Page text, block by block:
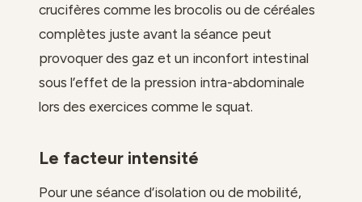
crucifères comme les brocolis ou de céréales
complètes juste avant la séance peut
provoquer des gaz et un inconfort intestinal
sous l’effet de la pression intra-abdominale
lors des exercices comme le squat.
Le facteur intensité
Pour une séance d’isolation ou de mobilité,